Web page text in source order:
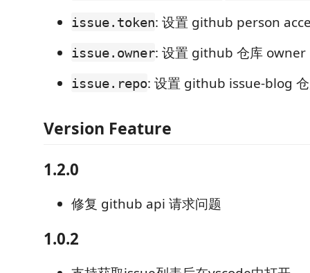
issue.token: 设置 github person
issue.owner: 设置 github 仓库 owner
issue.repo: 设置 github issue-blog
Version Feature
1.2.0
修复 github api 请求问题
1.0.2